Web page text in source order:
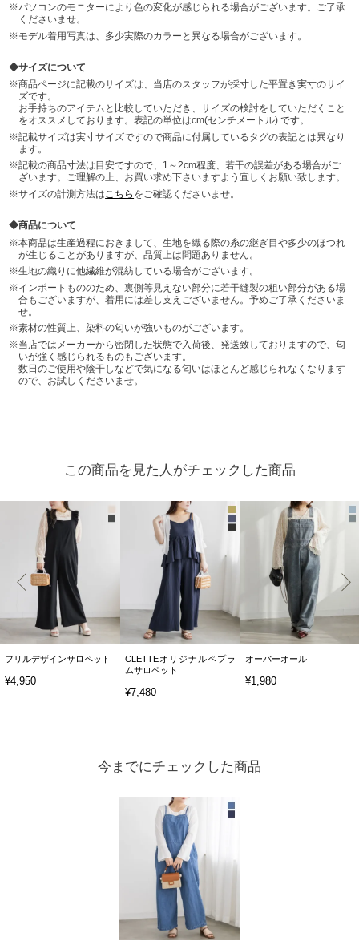
パソコンのモニターにより色の変化が感じられる場合がございます。ご了承
くださいませ。
モデル着用写真は、多少実際のカラーと異なる場合がございます。
サイズについて
商品ページに記載のサイズは、当店のスタッフが採寸した平置き実寸のサイ
ズです。
お手持ちのアイテムと比較していただき、サイズの検討をしていただくこと
をオススメしております。表記の単位はcm(センチメートル) です。
記載サイズは実寸サイズですので商品に付属しているタグの表記とは異なり
ます。
記載の商品寸法は目安ですので、1～2cm程度、若干の誤差がある場合がご
ざいます。ご理解の上、お買い求め下さいますよう宜しくお願い致します。
サイズの計測方法はこちら をご確認くださいませ。
商品について
本商品は生産過程におきまして、生地を織る際の糸の継ぎ目や多少のほつれ
が生じることがありますが、品質上は問題ありません。
生地の織りに他繊維が混紡している場合がございます。
インポートもののため、裏側等見えない部分に若干縫製の粗い部分がある場
合もございますが、着用には差し支えございません。予めご了承くださいま
せ。
素材の性質上、染料の匂いが強いものがございます。
当店ではメーカーから密閉した状態で入荷後、発送致しておりますので、匂
いが強く感じられるものもございます。
数日のご使用や陰干しなどで気になる匂いはほとんど感じられなくなります
ので、お試しくださいませ。
この商品を見た人がチェックした商品
フリルデザインサロペット
¥4,950
CLETTEオリジナルペプラ
ムサロペット
¥7,480
オーバーオール
¥1,980
今までにチェックした商品